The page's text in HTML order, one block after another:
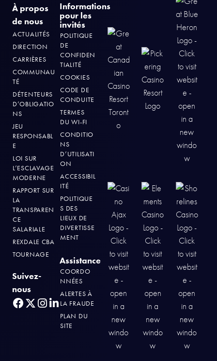
À propos
de nous
ACTUALITÉS
DIRECTION
CARRIÈRES
COMMUNAU
TÉ
DÉTENTEURS
D’OBLIGATIO
NS
JEU
RESPONSABL
E
LOI SUR
L’ESCLAVAGE
MODERNE
RAPPORT SUR
LA
TRANSPAREN
CE
SALARIALE
REXDALE CBA
TOURNAGE
Suivez-
nous
Informations
pour les
invités
POLITIQUE
DE
CONFIDEN
TIALITÉ
COOKIES
CODE DE
CONDUITE
TERMES
DU WI-FI
CONDITIO
NS
D’UTILISATI
ON
ACCESSIBIL
ITÉ
POLITIQUE
S DES
LIEUX DE
DIVERTISSE
MENT
Assistance
COORDO
NNÉES
ALERTES À
LA FRAUDE
PLAN DU
SITE